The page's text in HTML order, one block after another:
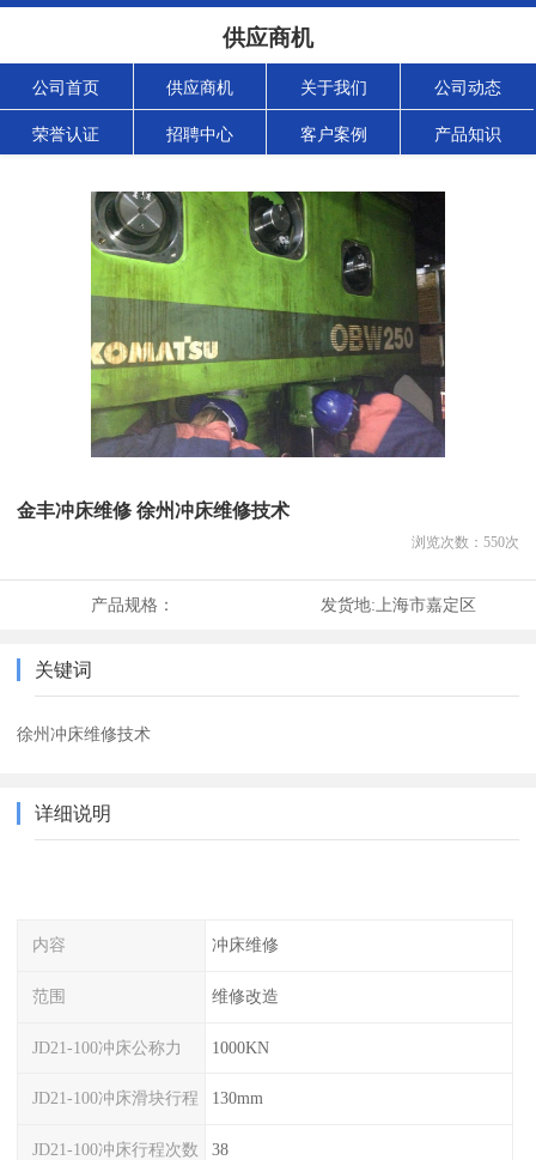
供应商机
公司首页 供应商机 关于我们 公司动态
荣誉认证 招聘中心 客户案例 产品知识
金丰冲床维修 徐州冲床维修技术
浏览次数： 550次
产品规格： 发货地: 上海市嘉定区
关键词
徐州冲床维修技术
详细说明
内容 冲床维修
范围 维修改造
JD21-100冲床公称力 1000KN
JD21-100冲床滑块行程 130mm
JD21-100冲床行程次数 38